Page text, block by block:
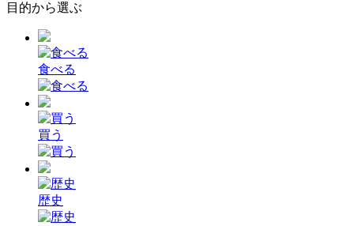
目的から選ぶ
食べる
買う
歴史